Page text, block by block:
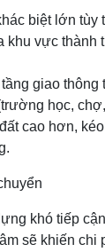
biệt lớn tùy
khu vực thành
giao thông
học,
cao hơn,
khó tiếp
sẽ khiến chi